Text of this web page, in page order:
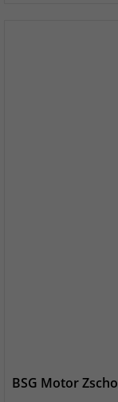
BSG Motor